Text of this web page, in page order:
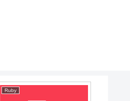
Ruby